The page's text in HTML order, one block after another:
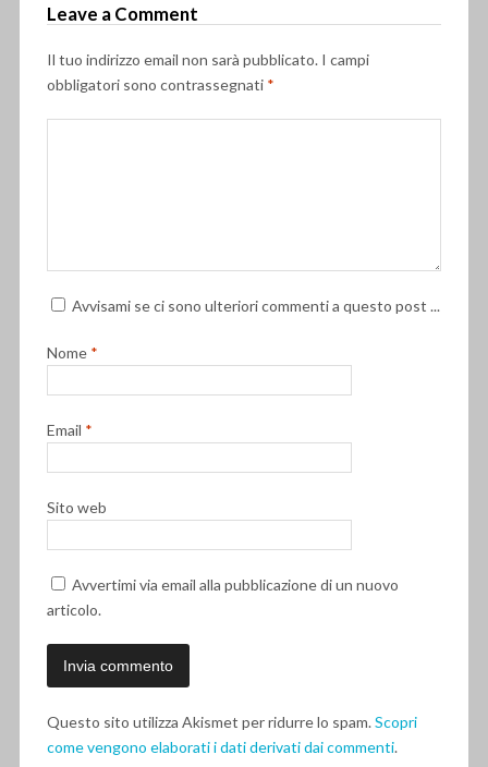
Leave a Comment
Il tuo indirizzo email non sarà pubblicato. I campi
obbligatori sono contrassegnati *
Avvisami se ci sono ulteriori commenti a questo post ...
Nome *
Email *
Sito web
Avvertimi via email alla pubblicazione di un nuovo
articolo.
Questo sito utilizza Akismet per ridurre lo spam.Scopri
come vengono elaborati i dati derivati dai commenti.